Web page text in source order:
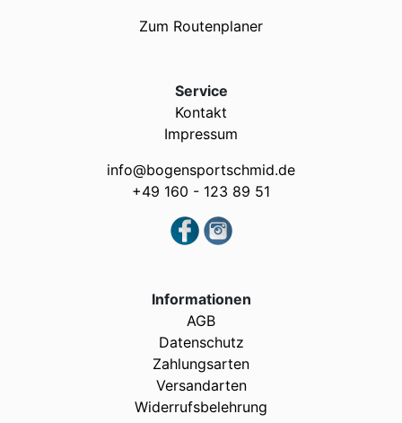
Zum Routenplaner
Service
Kontakt
Impressum
info@bogensportschmid.de
+49 160 - 123 89 51
Informationen
AGB
Datenschutz
Zahlungsarten
Versandarten
Widerrufsbelehrung